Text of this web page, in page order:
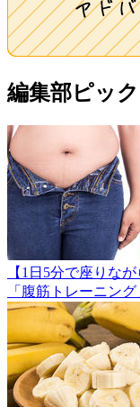
編集部ピッ
【1日5分で座りな
「腹筋トレーニング